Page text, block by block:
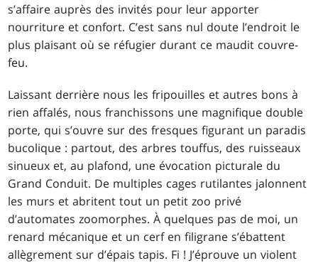
s’affaire auprès des invités pour leur apporter
nourriture et confort. C’est sans nul doute l’endroit le
plus plaisant où se réfugier durant ce maudit couvre-
feu.
Laissant derrière nous les fripouilles et autres bons à
rien affalés, nous franchissons une magnifique double
porte, qui s’ouvre sur des fresques figurant un paradis
bucolique : partout, des arbres touffus, des ruisseaux
sinueux et, au plafond, une évocation picturale du
Grand Conduit. De multiples cages rutilantes jalonnent
les murs et abritent tout un petit zoo privé
d’automates zoomorphes. À quelques pas de moi, un
renard mécanique et un cerf en filigrane s’ébattent
allègrement sur d’épais tapis. Fi ! J’éprouve un violent